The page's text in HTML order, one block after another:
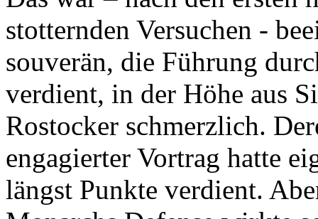
stotternden Versuchen -
souverän, die Führung
verdient, in der Höhe aus
Rostocker schmerzlich.
engagierter Vortrag hatte
längst Punkte verdient.